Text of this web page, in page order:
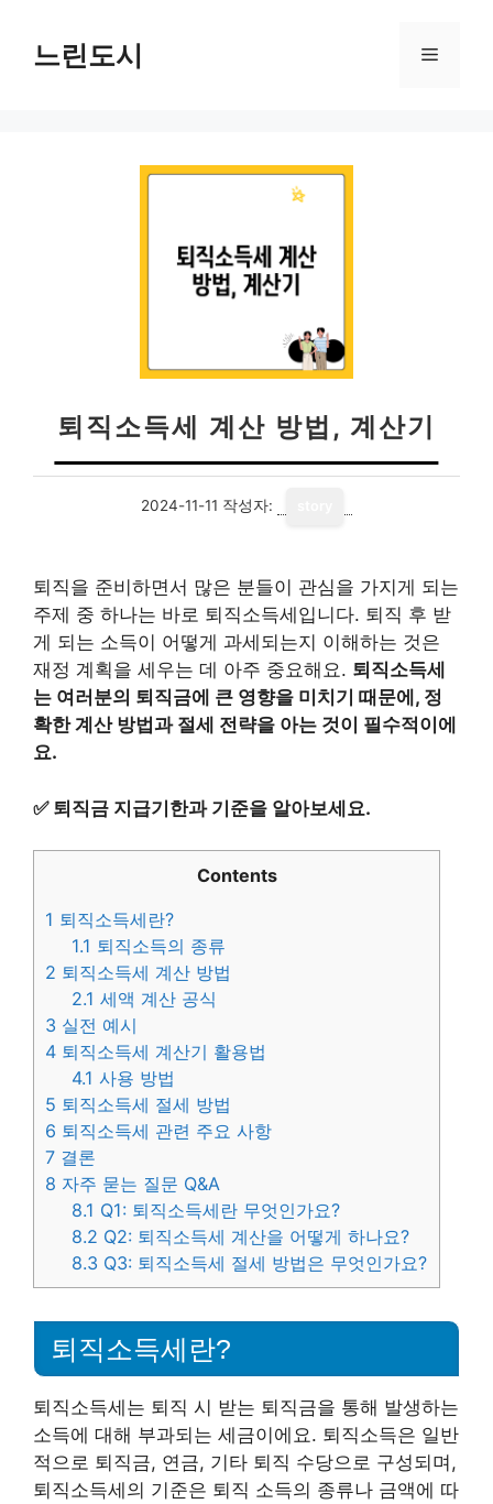
느린도시 메
퇴직소득세 계산 방법, 계산기
2024-11-11 작성자:
퇴직을 준비하면서 많은 분들이 관심을 가지게 되는
주제 중 하나는 바로 퇴직소득세입니다. 퇴직 후 받
게 되는 소득이 어떻게 과세되는지 이해하는 것은
재정 계획을 세우는 데 아주 중요해요. 퇴직소득세
는 여러분의 퇴직금에 큰 영향을 미치기 때문에, 정
확한 계산 방법과 절세 전략을 아는 것이 필수적이에
요.
✅ 퇴직금 지급기한과 기준을 알아보세요.
Contents
1 퇴직소득세란?
1.1 퇴직소득의 종류
2 퇴직소득세 계산 방법
2.1 세액 계산 공식
3 실전 예시
4 퇴직소득세 계산기 활용법
4.1 사용 방법
5 퇴직소득세 절세 방법
6 퇴직소득세 관련 주요 사항
7 결론
8 자주 묻는 질문 Q&A
8.1 Q1: 퇴직소득세란 무엇인가요?
8.2 Q2: 퇴직소득세 계산을 어떻게 하나요?
8.3 Q3: 퇴직소득세 절세 방법은 무엇인가요?
퇴직소득세란?
퇴직소득세는 퇴직 시 받는 퇴직금을 통해 발생하는
소득에 대해 부과되는 세금이에요. 퇴직소득은 일반
적으로 퇴직금, 연금, 기타 퇴직 수당으로 구성되며,
퇴직소득세의 기준은 퇴직 소득의 종류나 금액에 따